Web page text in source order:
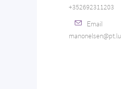
+352692311203
Email
manonelsen@pt.lu